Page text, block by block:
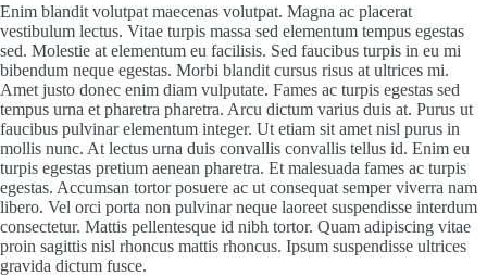
Enim blandit volutpat maecenas volutpat. Magna ac placerat
vestibulum lectus. Vitae turpis massa sed elementum tempus egestas
sed. Molestie at elementum eu facilisis. Sed faucibus turpis in eu mi
bibendum neque egestas. Morbi blandit cursus risus at ultrices mi.
Amet justo donec enim diam vulputate. Fames ac turpis egestas sed
tempus urna et pharetra pharetra. Arcu dictum varius duis at. Purus ut
faucibus pulvinar elementum integer. Ut etiam sit amet nisl purus in
mollis nunc. At lectus urna duis convallis convallis tellus id. Enim eu
turpis egestas pretium aenean pharetra. Et malesuada fames ac turpis
egestas. Accumsan tortor posuere ac ut consequat semper viverra nam
libero. Vel orci porta non pulvinar neque laoreet suspendisse interdum
consectetur. Mattis pellentesque id nibh tortor. Quam adipiscing vitae
proin sagittis nisl rhoncus mattis rhoncus. Ipsum suspendisse ultrices
gravida dictum fusce.